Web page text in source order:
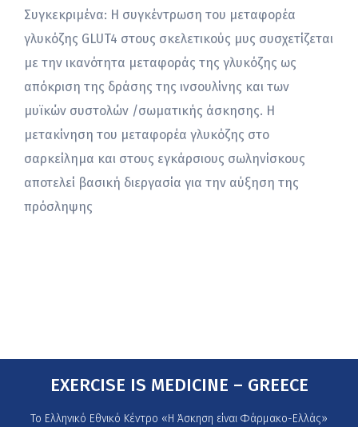
Συγκεκριμένα: Η συγκέντρωση του μεταφορέα
γλυκόζης GLUT4 στους σκελετικούς μυς συσχετίζεται
με την ικανότητα μεταφοράς της γλυκόζης ως
απόκριση της δράσης της ινσουλίνης και των
μυϊκών συστολών /σωματικής άσκησης. Η
μετακίνηση του μεταφορέα γλυκόζης στο
σαρκείλημα και στους εγκάρσιους σωληνίσκους
αποτελεί βασική διεργασία για την αύξηση της
πρόσληψης
EXERCISE IS MEDICINE – GREECE
Το Ελληνικό Εθνικό Κέντρο «Η Άσκηση είναι Φάρμακο-Ελλάς»